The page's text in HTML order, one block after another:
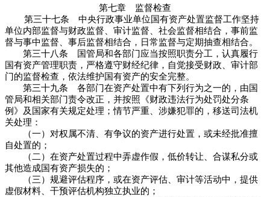
第七章 监督检查
第三十七条 中央行政事业单位国有资产处置监督工作坚持
单位内部监督与财政监督、审计监督、社会监督相结合，事前监
督与事中监督、事后监督相结合，日常监督与定期抽查相结合。
第三十八条 国管局和各部门应当按照职责分工，认真履行
国有资产管理职责，严格遵守财经纪律，自觉接受财政、审计部
门的监督检查，依法维护国有资产的安全完整。
第三十九条 各部门在资产处置中有下列行为之一的，由国
管局和相关部门责令改正，并按照《财政违法行为处罚处分条
例》及国家有关规定处理；情节严重、涉嫌犯罪的，移送司法机
关处理：
（一）对权属不清、有争议的资产进行处置，或未经批准擅
自处置的；
（二）在资产处置过程中弄虚作假，低价转让、合谋私分或
其他造成国有资产损失的；
（三）规避评估程序，或在资产评估、审计等活动中，提供
虚假材料、干预评估机构独立执业的；